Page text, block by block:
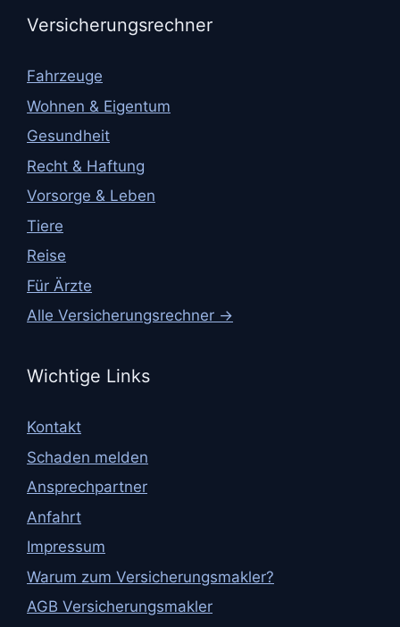
Versicherungsrechner
Fahrzeuge
Wohnen & Eigentum
Gesundheit
Recht & Haftung
Vorsorge & Leben
Tiere
Reise
Für Ärzte
Alle Versicherungsrechner →
Wichtige Links
Kontakt
Schaden melden
Ansprechpartner
Anfahrt
Impressum
Warum zum Versicherungsmakler?
AGB Versicherungsmakler